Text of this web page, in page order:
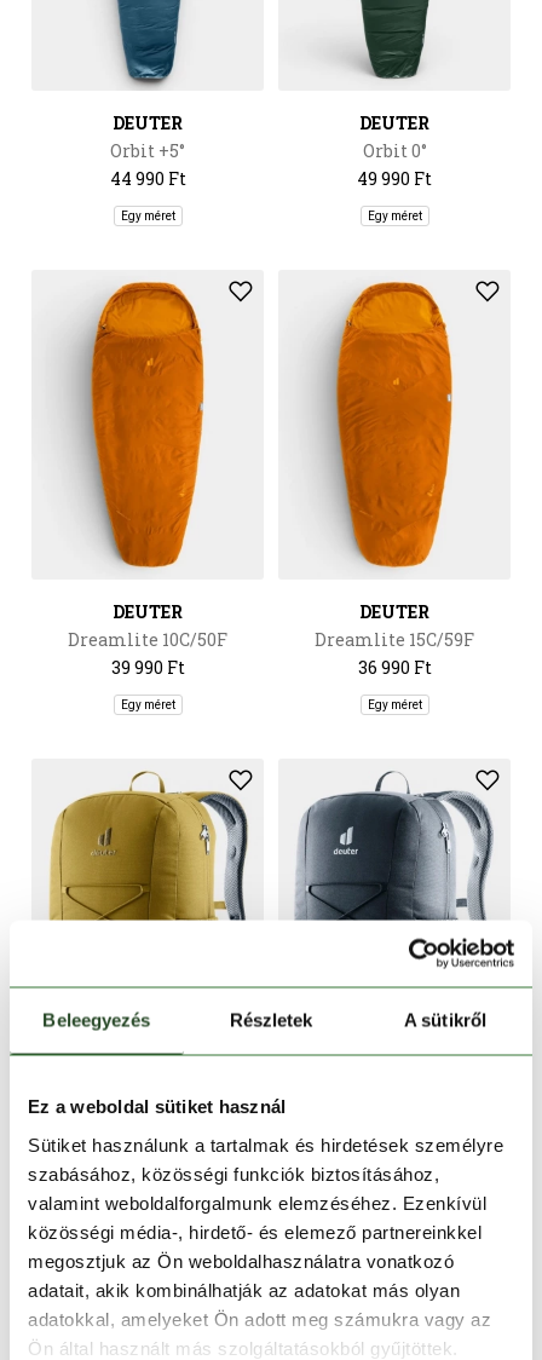
Beleegyezés Részletek A sütikről
Ez a weboldal sütiket használ
Sütiket használunk a tartalmak és hirdetések személyre
szabásához, közösségi funkciók biztosításához,
valamint weboldalforgalmunk elemzéséhez. Ezenkívül
közösségi média-, hirdető- és elemező partnereinkkel
megosztjuk az Ön weboldalhasználatra vonatkozó
adatait, akik kombinálhatják az adatokat más olyan
adatokkal, amelyeket Ön adott meg számukra vagy az
Ön által használt más szolgáltatásokból gyűjtöttek.
DEUTER
Orbit +5°
44 990 Ft
Egy méret
DEUTER
Orbit 0°
49 990 Ft
Egy méret
DEUTER
Dreamlite 10C/50F
39 990 Ft
Egy méret
DEUTER
Dreamlite 15C/59F
36 990 Ft
Egy méret
DEUTER
24 990 Ft
24 990 Ft